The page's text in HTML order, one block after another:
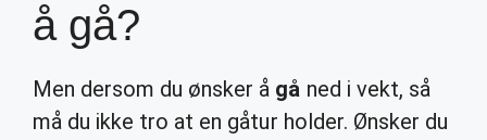
å gå?
Men dersom du ønsker å gå ned i vekt, så
må du ikke tro at en gåtur holder. Ønsker du